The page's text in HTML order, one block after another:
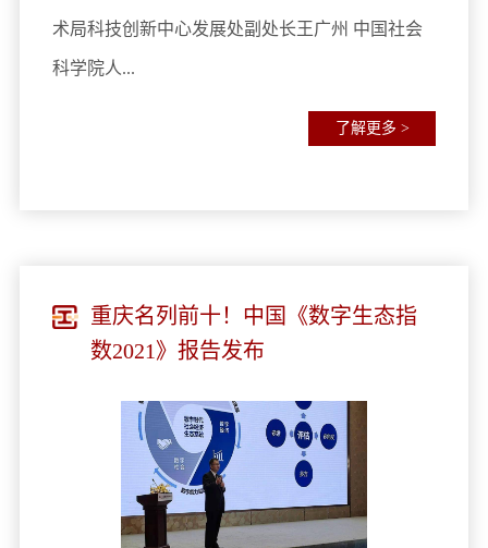
术局科技创新中心发展处副处长王广州 中国社会
科学院人...
了解更多 >
重庆名列前十！中国《数字生态指
数2021》报告发布